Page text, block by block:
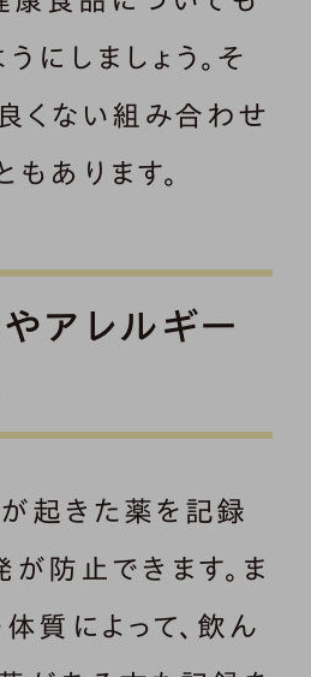
にしましょう。そ
良くない組み合わせ
あります。
アレルギー
起きた薬を記録
が防止できます。ま
質によって、飲ん